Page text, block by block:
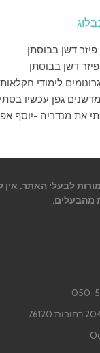
דשן בבוסתן
דשן בבוסתן
לימודי חקלאות
גפן עכשיו
את מנדריה -יוסף
לבעלי האתר.
מהבעלים.